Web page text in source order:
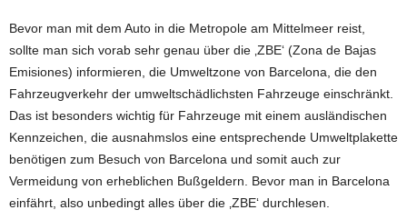
Bevor man mit dem Auto in die Metropole am Mittelmeer reist,
sollte man sich vorab sehr genau über die ‚ZBE‘ (Zona de Bajas
Emisiones) informieren, die Umweltzone von Barcelona, die den
Fahrzeugverkehr der umweltschädlichsten Fahrzeuge einschränkt.
Das ist besonders wichtig für Fahrzeuge mit einem ausländischen
Kennzeichen, die ausnahmslos eine entsprechende Umweltplakette
benötigen zum Besuch von Barcelona und somit auch zur
Vermeidung von erheblichen Bußgeldern. Bevor man in Barcelona
einfährt, also unbedingt alles über die ‚ZBE‘ durchlesen.